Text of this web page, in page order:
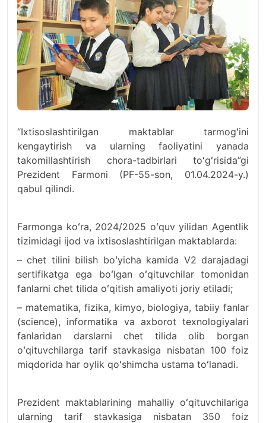
“Ixtisoslashtirilgan maktablar tarmogʻini
kengaytirish va ularning faoliyatini yanada
takomillashtirish chora-tadbirlari toʻgʻrisida”gi
Prezident Farmoni (PF-55-son, 01.04.2024-y.)
qabul qilindi.
Farmonga koʻra, 2024/2025 oʻquv yilidan Agentlik
tizimidagi ijod va ixtisoslashtirilgan maktablarda:
– chet tilini bilish boʻyicha kamida V2 darajadagi
sertifikatga ega boʻlgan oʻqituvchilar tomonidan
fanlarni chet tilida oʻqitish amaliyoti joriy etiladi;
– matematika, fizika, kimyo, biologiya, tabiiy fanlar
(science), informatika va axborot texnologiyalari
fanlaridan darslarni chet tilida olib borgan
oʻqituvchilarga tarif stavkasiga nisbatan 100 foiz
miqdorida har oylik qoʻshimcha ustama toʻlanadi.
Prezident maktablarining mahalliy oʻqituvchilariga
ularning tarif stavkasiga nisbatan 350 foiz